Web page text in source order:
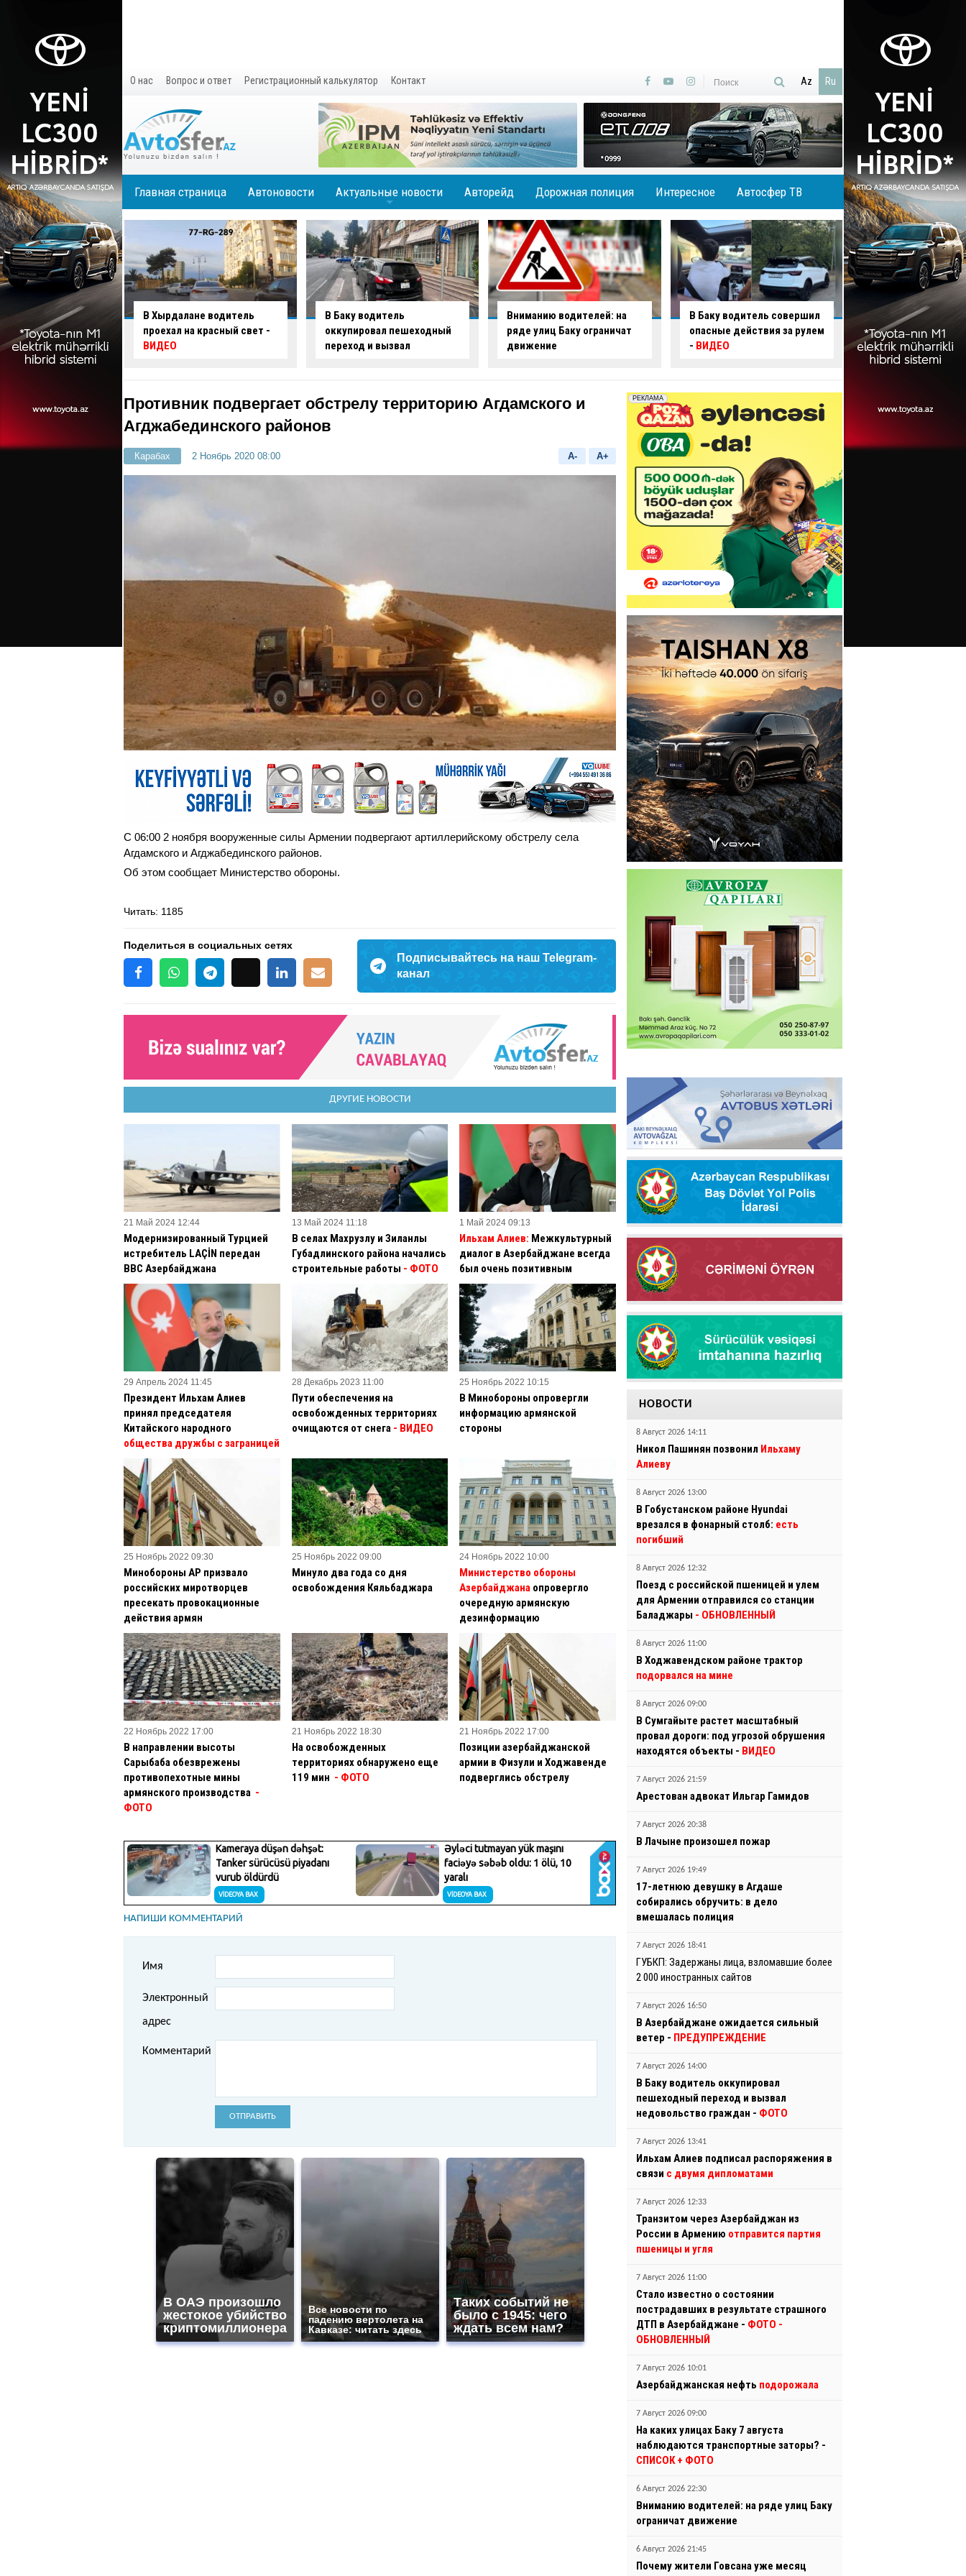
О нас Вопрос и ответ Регистрационный калькулятор Контакт Az Ru
Главная страница Автоновости Актуальные новости Авторейд Дорожная полиция Интересное Автосфер ТВ
нарушил
создал
ситуацию -
В Хырдалане водитель
проехал на красный свет -
ВИДЕО
В Баку водитель
оккупировал пешеходный
переход и вызвал
Вниманию водителей: на
ряде улиц Баку ограничат
движение
В Баку водитель совершил
опасные действия за рулем
- ВИДЕО
В
произошло
ДТП: есть
пострадавший
Противник подвергает обстрелу территорию Агдамского и
Агджабединского районов
Карабах 2 Ноябрь 2020 08:00 A- A+
С 06:00 2 ноября вооруженные силы Армении подвергают артиллерийскому обстрелу села
Агдамского и Агджабединского районов.
Об этом сообщает Министерство обороны.
Читать: 1185
Поделиться в социальных сетях
Подписывайтесь на наш Telegram-
канал
ДРУГИЕ НОВОСТИ
21 Май 2024 12:44
Модернизированный Турцией
истребитель LAÇİN передан
ВВС Азербайджана
13 Май 2024 11:18
В селах Махрузлу и Зиланлы
Губадлинского района начались
строительные работы - ФОТО
1 Май 2024 09:13
Ильхам Алиев: Межкультурный
диалог в Азербайджане всегда
был очень позитивным
29 Апрель 2024 11:45
Президент Ильхам Алиев
принял председателя
Китайского народного
общества дружбы с заграницей
28 Декабрь 2023 11:00
Пути обеспечения на
освобожденных территориях
очищаются от снега - ВИДЕО
25 Ноябрь 2022 10:15
В Минобороны опровергли
информацию армянской
стороны
25 Ноябрь 2022 09:30
Минобороны АР призвало
российских миротворцев
пресекать провокационные
действия армян
25 Ноябрь 2022 09:00
Минуло два года со дня
освобождения Кяльбаджара
24 Ноябрь 2022 10:00
Министерство обороны
Азербайджана опровергло
очередную армянскую
дезинформацию
22 Ноябрь 2022 17:00
В направлении высоты
Сарыбаба обезврежены
противопехотные мины
армянского производства -
ФОТО
21 Ноябрь 2022 18:30
На освобожденных
территориях обнаружено еще
119 мин - ФОТО
21 Ноябрь 2022 17:00
Позиции азербайджанской
армии в Физули и Ходжавенде
подверглись обстрелу
НАПИШИ КОММЕНТАРИЙ
Имя
Электронный
адрес
Комментарий
ОТПРАВИТЬ
В ОАЭ произошло
жестокое убийство
криптомиллионера
Все новости по
падению вертолета на
Кавказе: читать здесь
Таких событий не
было с 1945: чего
ждать всем нам?
НОВОСТИ
8 Август 2026 14:11
Никол Пашинян позвонил Ильхаму
Алиеву
8 Август 2026 13:00
В Гобустанском районе Hyundai
врезался в фонарный столб: есть
погибший
8 Август 2026 12:32
Поезд с российской пшеницей и улем
для Армении отправился со станции
Баладжары - ОБНОВЛЕННЫЙ
8 Август 2026 11:00
В Ходжавендском районе трактор
подорвался на мине
8 Август 2026 09:00
В Сумгайыте растет масштабный
провал дороги: под угрозой обрушения
находятся объекты - ВИДЕО
7 Август 2026 21:59
Арестован адвокат Ильгар Гамидов
7 Август 2026 20:38
В Лачыне произошел пожар
7 Август 2026 19:49
17-летнюю девушку в Агдаше
собирались обручить: в дело
вмешалась полиция
7 Август 2026 18:41
ГУБКП: Задержаны лица, взломавшие более
2 000 иностранных сайтов
7 Август 2026 16:50
В Азербайджане ожидается сильный
ветер - ПРЕДУПРЕЖДЕНИЕ
7 Август 2026 14:00
В Баку водитель оккупировал
пешеходный переход и вызвал
недовольство граждан - ФОТО
7 Август 2026 13:41
Ильхам Алиев подписал распоряжения в
связи с двумя дипломатами
7 Август 2026 12:33
Транзитом через Азербайджан из
России в Армению отправится партия
пшеницы и угля
7 Август 2026 11:00
Стало известно о состоянии
пострадавших в результате страшного
ДТП в Азербайджане - ФОТО -
ОБНОВЛЕННЫЙ
7 Август 2026 10:01
Азербайджанская нефть подорожала
7 Август 2026 09:00
На каких улицах Баку 7 августа
наблюдаются транспортные заторы? -
СПИСОК + ФОТО
6 Август 2026 22:30
Вниманию водителей: на ряде улиц Баку
ограничат движение
6 Август 2026 21:45
Почему жители Говсана уже месяц